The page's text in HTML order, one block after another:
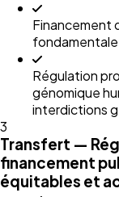
Financement
fondamentale
Régulation
génomique
interdictions
3
Transfert —
financement
équitables et